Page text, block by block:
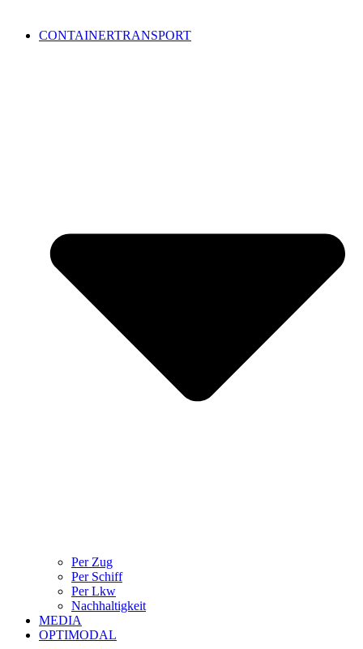
CONTAINERTRANSPORT
Per Zug
Per Schiff
Per Lkw
Nachhaltigkeit
MEDIA
OPTIMODAL